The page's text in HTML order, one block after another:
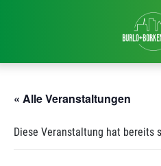
« Alle Veranstaltungen
Diese Veranstaltung hat bereits